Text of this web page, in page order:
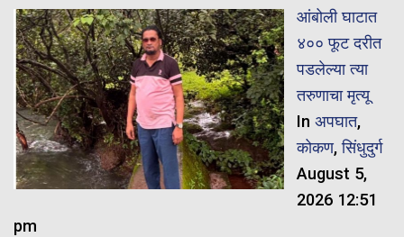
आंबोली घाटात
४०० फूट दरीत
पडलेल्या त्या
तरुणाचा मृत्यू
In अपघात,
कोकण,सिंधुदुर्ग
August 5,
2026 12:51
pm